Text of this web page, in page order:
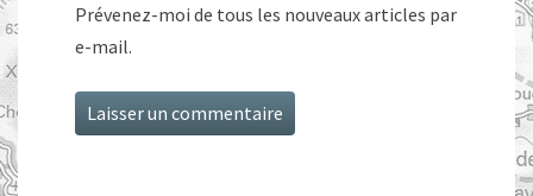
Prévenez-moi de tous les nouveaux articles par
e-mail.